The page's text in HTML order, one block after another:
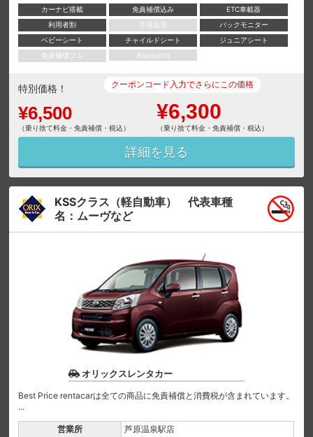
カーナビ搭載 免責補償込み
ETC車載器
利用者割
空港送迎
バックモニター
ベビーシート
チャイルドシート
ジュニアシート
免責補償フル
Bluetooth
特別価格！
¥6,500
（乗り捨て料金・免責補償・税込）
クーポンコード入力でさらにこの価格
¥6,300
（乗り捨て料金・免責補償・税込）
詳細を見る
KSSクラス（軽自動車） 代表車種
名：ムーヴなど
オリックスレンタカー
Best Price rentacarは全ての商品に免責補償と消費税が含まれています。
...
営業所
芦原温泉駅店